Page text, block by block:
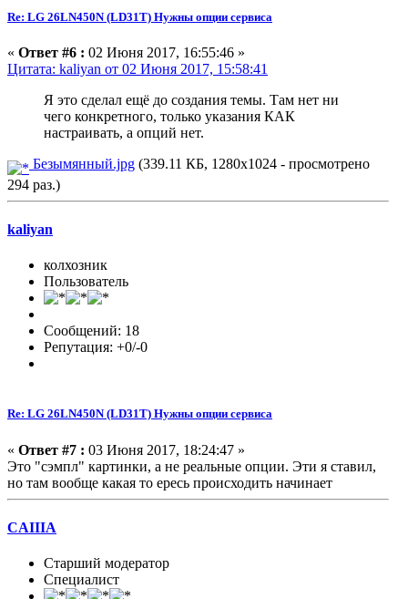
Re: LG 26LN450N (LD31T) Нужны опции сервиса
« Ответ #6 : 02 Июня 2017, 16:55:46 »
Цитата: kaliyan от 02 Июня 2017, 15:58:41
Я это сделал ещё до создания темы. Там нет ни
чего конкретного, только указания КАК
настраивать, а опций нет.
Безымянный.jpg (339.11 КБ, 1280x1024 - просмотрено
294 раз.)
kaliyan
колхозник
Пользователь
Сообщений: 18
Репутация: +0/-0
Re: LG 26LN450N (LD31T) Нужны опции сервиса
« Ответ #7 : 03 Июня 2017, 18:24:47 »
Это "сэмпл" картинки, а не реальные опции. Эти я ставил,
но там вообще какая то ересь происходить начинает
CAIIIA
Старший модератор
Специалист